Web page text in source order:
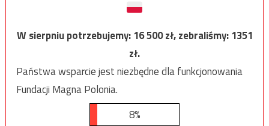
W sierpniu potrzebujemy:16 500zł, zebraliśmy:1351
zł.
Państwa wsparcie jest niezbędne dla funkcjonowania
Fundacji Magna Polonia.
8%